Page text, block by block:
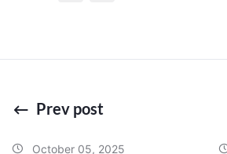
Prev post
October 05, 2025